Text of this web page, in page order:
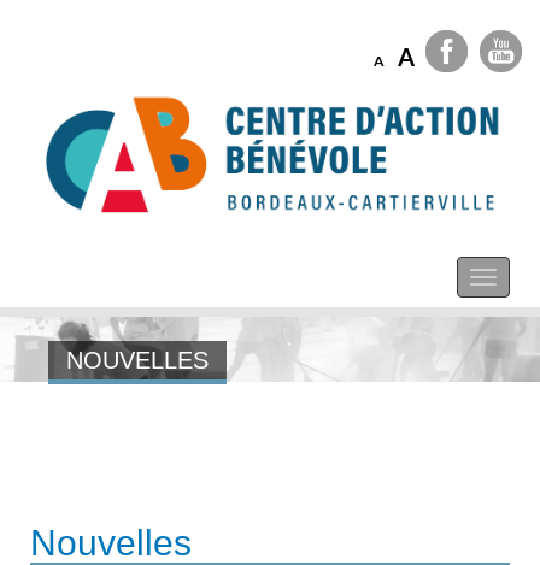
A A
NOUVELLES
Nouvelles